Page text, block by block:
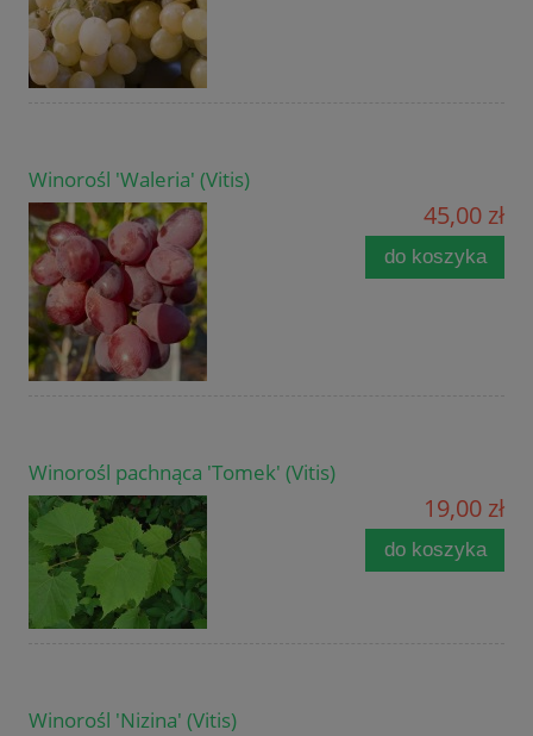
Winorośl 'Waleria' (Vitis)
45,00 zł
do koszyka
Winorośl pachnąca 'Tomek' (Vitis)
19,00 zł
do koszyka
Winorośl 'Nizina' (Vitis)